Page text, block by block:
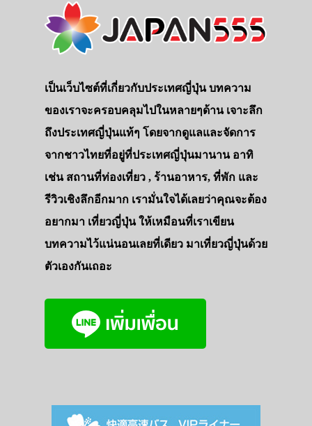
เป็นเว็บไซต์ที่เกี่ยวกับประเทศญี่ปุ่น บทความ
ของเราจะครอบคลุมไปในหลายๆด้าน เจาะลึก
ถึงประเทศญี่ปุ่นแท้ๆ โดยจากดูแลและจัดการ
จากชาวไทยที่อยู่ที่ประเทศญี่ปุ่นมานาน อาทิ
เช่น สถานที่ท่องเที่ยว , ร้านอาหาร, ที่พัก และ
รีวิวเชิงลึกอีกมาก เรามั่นใจได้เลยว่าคุณจะต้อง
อยากมา เที่ยวญี่ปุ่น ให้เหมือนที่เราเขียน
บทความไว้แน่นอนเลยที่เดียว มาเที่ยวญี่ปุ่นด้วย
ตัวเองกันเถอะ